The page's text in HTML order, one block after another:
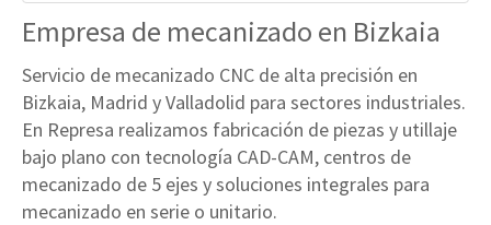
Empresa de mecanizado en Bizkaia
Servicio de mecanizado CNC de alta precisión en
Bizkaia, Madrid y Valladolid para sectores industriales.
En Represa realizamos fabricación de piezas y utillaje
bajo plano con tecnología CAD-CAM, centros de
mecanizado de 5 ejes y soluciones integrales para
mecanizado en serie o unitario.